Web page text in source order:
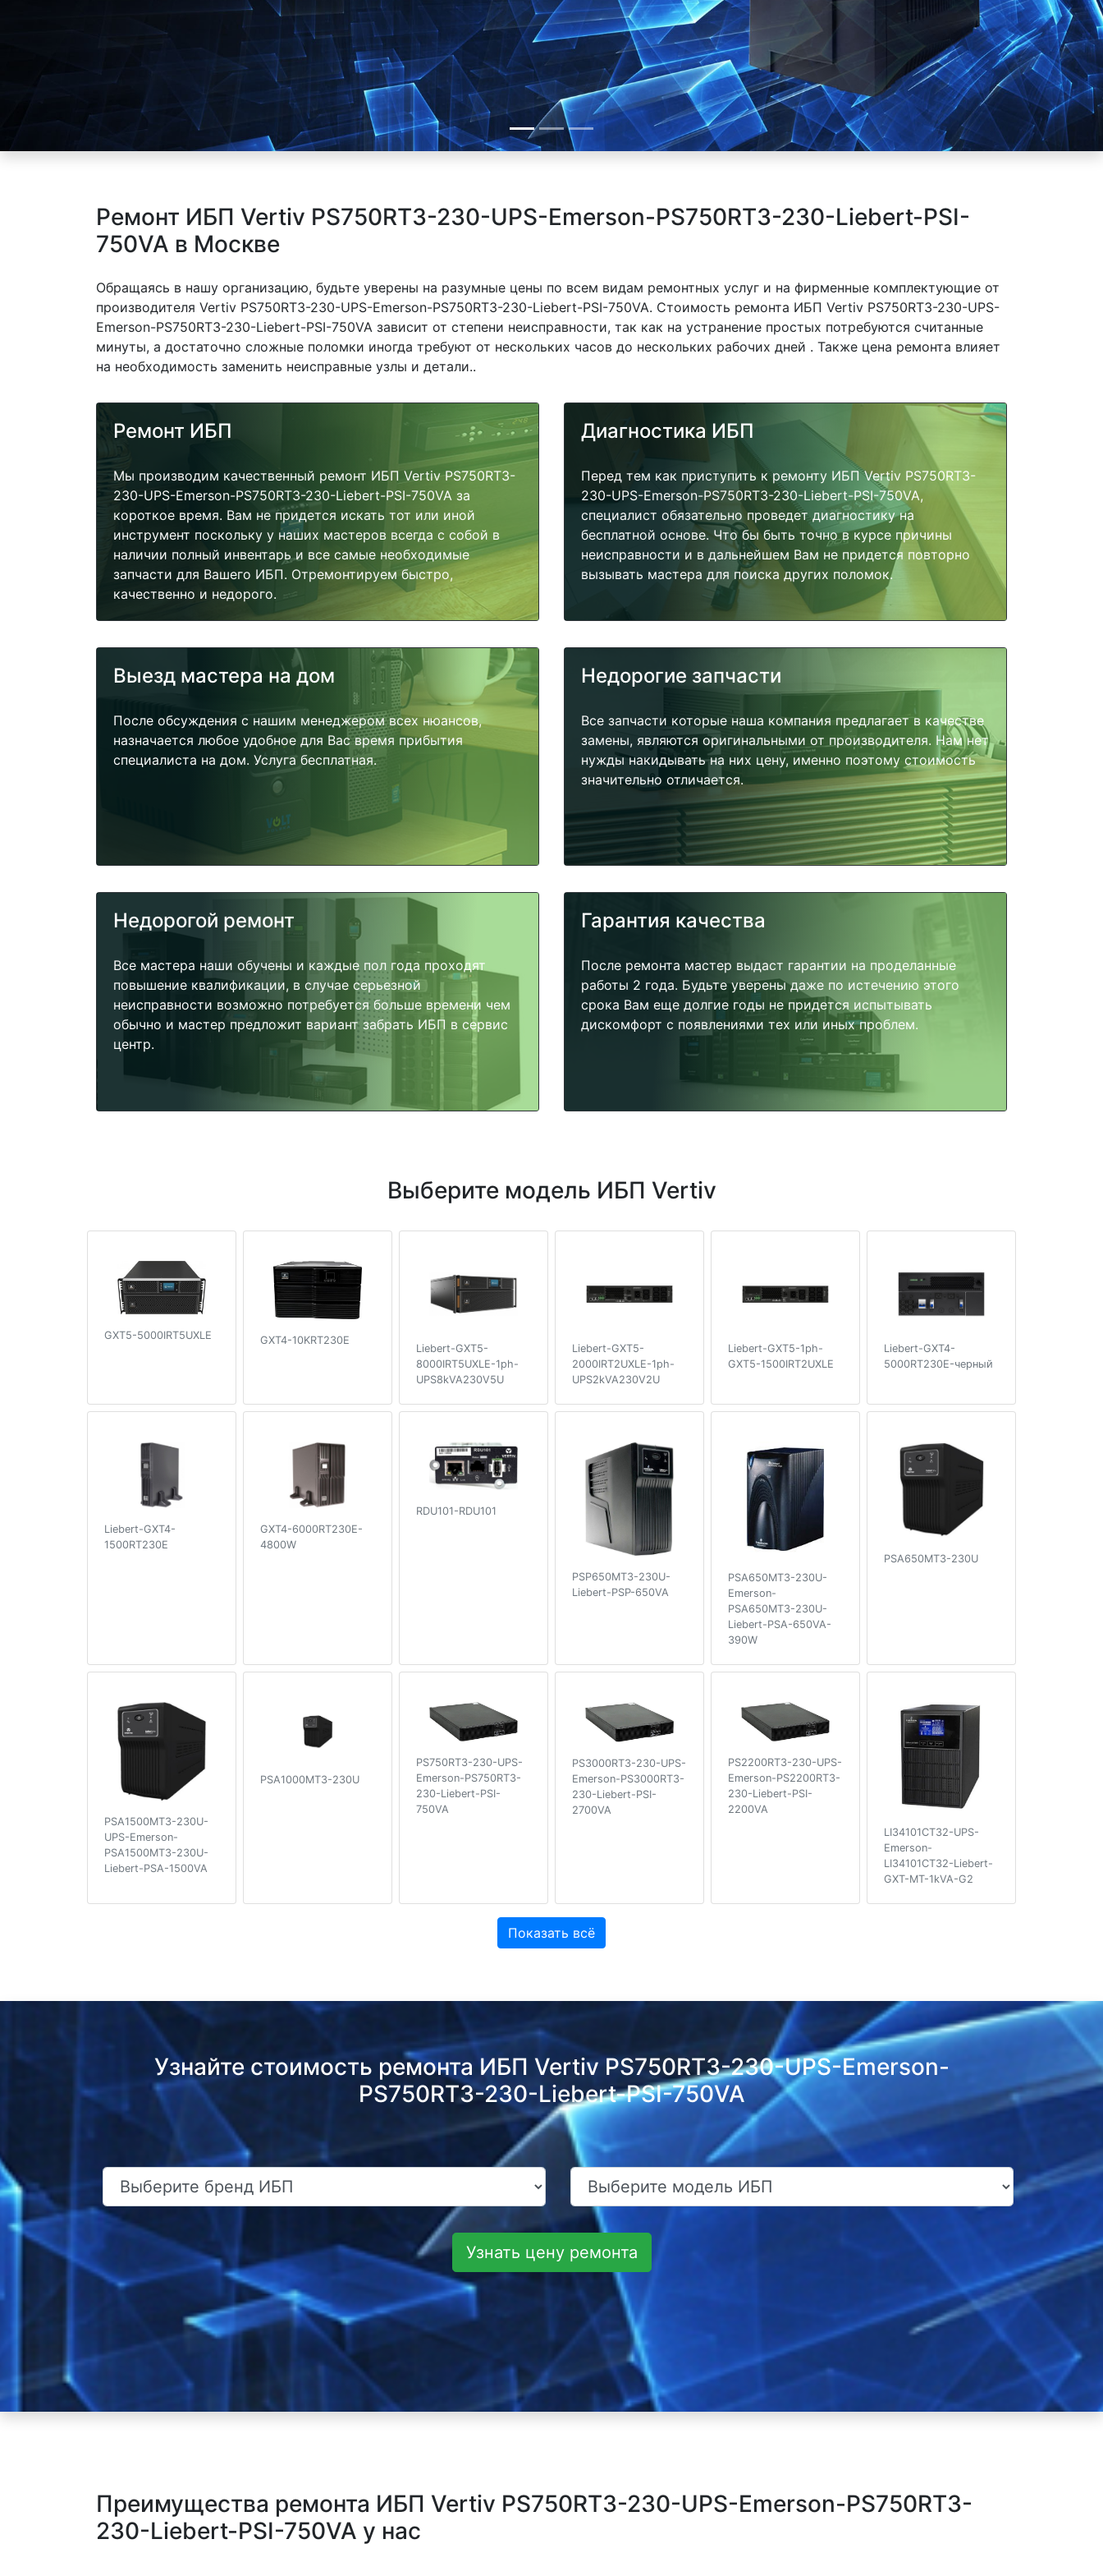
Ремонт ИБП Vertiv PS750RT3-230-UPS-Emerson-PS750RT3-230-Liebert-PSI-
750VA в Москве
Обращаясь в нашу организацию, будьте уверены на разумные цены по всем видам ремонтных услуг и на фирменные комплектующие от
производителя Vertiv PS750RT3-230-UPS-Emerson-PS750RT3-230-Liebert-PSI-750VA. Стоимость ремонта ИБП Vertiv PS750RT3-230-UPS-
Emerson-PS750RT3-230-Liebert-PSI-750VA зависит от степени неисправности, так как на устранение простых потребуются считанные
минуты, а достаточно сложные поломки иногда требуют от нескольких часов до нескольких рабочих дней . Также цена ремонта влияет
на необходимость заменить неисправные узлы и детали..
Ремонт ИБП
Мы производим качественный ремонт ИБП Vertiv PS750RT3-
230-UPS-Emerson-PS750RT3-230-Liebert-PSI-750VA за
короткое время. Вам не придется искать тот или иной
инструмент поскольку у наших мастеров всегда с собой в
наличии полный инвентарь и все самые необходимые
запчасти для Вашего ИБП. Отремонтируем быстро,
качественно и недорого.
Диагностика ИБП
Перед тем как приступить к ремонту ИБП Vertiv PS750RT3-
230-UPS-Emerson-PS750RT3-230-Liebert-PSI-750VA,
специалист обязательно проведет диагностику на
бесплатной основе. Что бы быть точно в курсе причины
неисправности и в дальнейшем Вам не придется повторно
вызывать мастера для поиска других поломок.
Выезд мастера на дом
После обсуждения с нашим менеджером всех нюансов,
назначается любое удобное для Вас время прибытия
специалиста на дом. Услуга бесплатная.
Недорогие запчасти
Все запчасти которые наша компания предлагает в качестве
замены, являются оригинальными от производителя. Нам нет
нужды накидывать на них цену, именно поэтому стоимость
значительно отличается.
Недорогой ремонт
Все мастера наши обучены и каждые пол года проходят
повышение квалификации, в случае серьезной
неисправности возможно потребуется больше времени чем
обычно и мастер предложит вариант забрать ИБП в сервис
центр.
Гарантия качества
После ремонта мастер выдаст гарантии на проделанные
работы 2 года. Будьте уверены даже по истечению этого
срока Вам еще долгие годы не придется испытывать
дискомфорт с появлениями тех или иных проблем.
Выберите модель ИБП Vertiv
GXT5-5000IRT5UXLE GXT4-10KRT230E
Liebert-GXT5-
8000IRT5UXLE-1ph-
UPS8kVA230V5U
Liebert-GXT5-
2000IRT2UXLE-1ph-
UPS2kVA230V2U
Liebert-GXT5-1ph-
GXT5-1500IRT2UXLE
Liebert-GXT4-
5000RT230E-черный
Liebert-GXT4-
1500RT230E
GXT4-6000RT230E-
4800W
RDU101-RDU101
PSP650MT3-230U-
Liebert-PSP-650VA
PSA650MT3-230U-
Emerson-
PSA650MT3-230U-
Liebert-PSA-650VA-
390W
PSA650MT3-230U
PSA1500MT3-230U-
UPS-Emerson-
PSA1500MT3-230U-
Liebert-PSA-1500VA
PSA1000MT3-230U
PS750RT3-230-UPS-
Emerson-PS750RT3-
230-Liebert-PSI-
750VA
PS3000RT3-230-UPS-
Emerson-PS3000RT3-
230-Liebert-PSI-
2700VA
PS2200RT3-230-UPS-
Emerson-PS2200RT3-
230-Liebert-PSI-
2200VA
LI34101CT32-UPS-
Emerson-
LI34101CT32-Liebert-
GXT-MT-1kVA-G2
Показать всё
Узнайте стоимость ремонта ИБП Vertiv PS750RT3-230-UPS-Emerson-
PS750RT3-230-Liebert-PSI-750VA
Узнать цену ремонта
Преимущества ремонта ИБП Vertiv PS750RT3-230-UPS-Emerson-PS750RT3-
230-Liebert-PSI-750VA у нас